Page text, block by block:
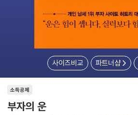
사이즈비교 파트너샵
소득공제
부자의 운